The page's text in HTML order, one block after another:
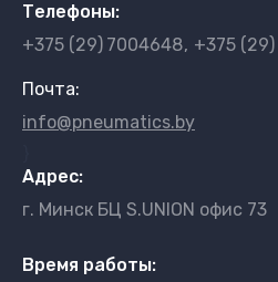
Телефоны:
+375 (29) 7004648 +375 (29)
Почта:
info@pneumatics.by
Адрес:
г. Минск БЦ S.UNION офис 73
Время работы: